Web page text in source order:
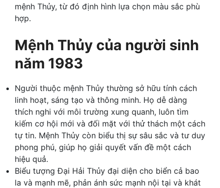
mệnh Thủy, từ đó định hình lựa chọn màu sắc phù
hợp.
Mệnh Thủy của người sinh
năm 1983
Người thuộc mệnh Thủy thường sở hữu tính cách
linh hoạt, sáng tạo và thông minh. Họ dễ dàng
thích nghi với môi trường xung quanh, luôn tìm
kiếm cơ hội mới và đối mặt với thử thách một cách
tự tin. Mệnh Thủy còn biểu thị sự sâu sắc và tư duy
phong phú, giúp họ giải quyết vấn đề một cách
hiệu quả.
Biểu tượng Đại Hải Thủy đại diện cho biển cả bao
la và mạnh mẽ, phản ánh sức mạnh nội tại và khát